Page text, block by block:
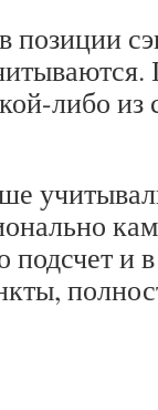
позиции
либо из
и